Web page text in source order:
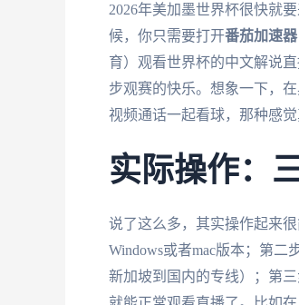
2026年美加墨世界杯很快就
候，你只需要打开番茄加速器
育）观看世界杯的中文解说
步观赛的快乐。想象一下，
视频通话一起看球，那种感觉
实际操作：
说了这么多，其实操作起来
Windows或者mac版本；第二
新加坡到国内的专线）；第